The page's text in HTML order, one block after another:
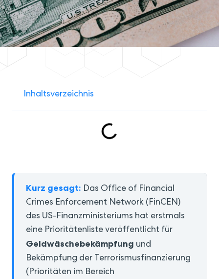
Kurz gesagt: Das Office of Financial
Crimes Enforcement Network (FinCEN)
des US-Finanzministeriums hat erstmals
eine Prioritätenliste veröffentlicht für
Geldwäschebekämpfung und
Bekämpfung der Terrorismusfinanzierung
(Prioritäten im Bereich
Inhaltsverzeichnis